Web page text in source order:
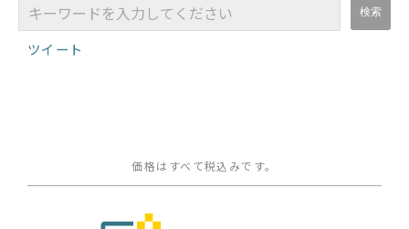
ツイート
価格はすべて税込みです。